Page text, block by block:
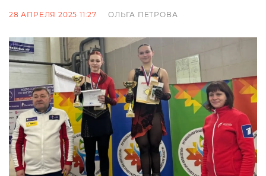
28 АПРЕЛЯ 2025 11:27 ОЛЬГА ПЕТРОВА